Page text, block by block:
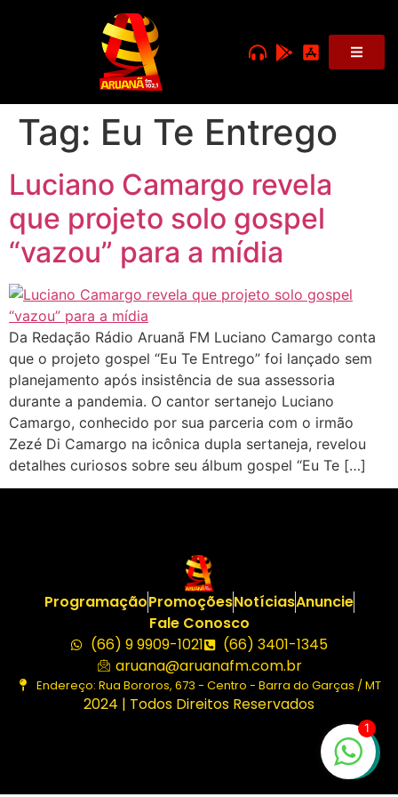
Tag: Eu Te Entrego
Luciano Camargo revela
que projeto solo gospel
“vazou” para a mídia
Da Redação Rádio Aruanã FM Luciano Camargo conta
que o projeto gospel “Eu Te Entrego” foi lançado sem
planejamento após insistência de sua assessoria
durante a pandemia. O cantor sertanejo Luciano
Camargo, conhecido por sua parceria com o irmão
Zezé Di Camargo na icônica dupla sertaneja, revelou
detalhes curiosos sobre seu álbum gospel “Eu Te […]
ProgramaçãoPromoçõesNotíciasAnuncie
Fale Conosco
(66) 9 9909-1021
(66) 3401-1345
aruana@aruanafm.com.br
Endereço: Rua Bororos, 673 - Centro - Barra do Garças / MT
2024 | Todos Direitos Reservados
1